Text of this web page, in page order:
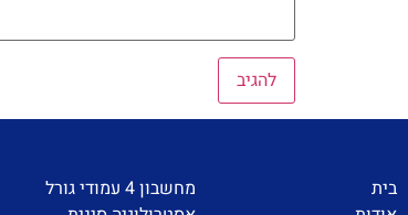
בית
מחשבון 4 עמודי גורל